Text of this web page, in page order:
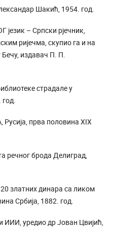
Шакић, 1954. год.
– Српски рјечник,
ријечма, скупио га и на
Бечу, издавач П. П.
страдале у
прва половина XIX
речног брода Делиград,
динара са ликом
Србија, 1882. год.
уредио др Јован Цвијић,